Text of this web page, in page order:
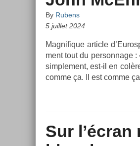
By Rubens
5 juillet 2024
Mag­nifique ar­ticle
ment tout du per­son­nage
simple­ment, est-il en
comme ça. Il est comme
Sur